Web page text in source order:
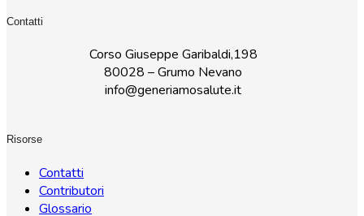
Contatti
Corso Giuseppe Garibaldi,198
80028 – Grumo Nevano
info@generiamosalute.it
Risorse
Contatti
Contributori
Glossario